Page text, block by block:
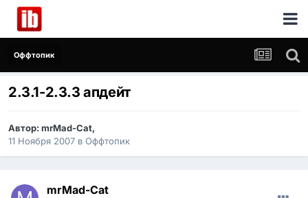
Оффтопик
2.3.1-2.3.3 апдейт
Автор:mrMad-Cat,
11 Ноября 2007 в Оффтопик
mrMad-Cat